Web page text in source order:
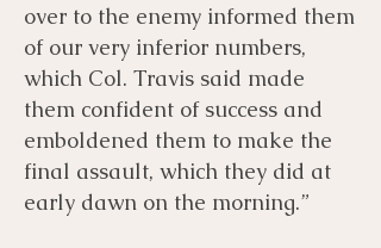
over to the enemy informed them
of our very inferior numbers,
which Col. Travis said made
them confident of success and
emboldened them to make the
final assault, which they did at
early dawn on the morning.”